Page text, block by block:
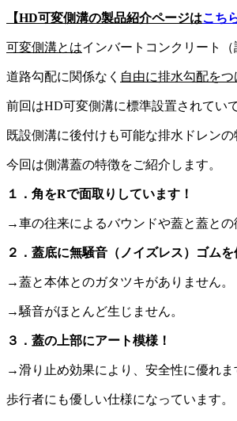
【HD可変側溝の製品紹介ページはこち
可変側溝とはインバートコンクリート
道路勾配に関係なく 自由に排水勾配をつ
前回はHD可変側溝に標準設置されていて
既設側溝に後付けも可能な排水ドレンの
今回は側溝蓋の特徴をご紹介します。
１．角をRで面取りしています！
→車の往来によるバウンドや蓋と蓋との
２．蓋底に無騒音（ノイズレス）ゴムを
→蓋と本体とのガタツキがありません。
→騒音がほとんど生じません。
３．蓋の上部にアート模様！
→滑り止め効果により、安全性に優れま
歩行者にも優しい仕様になっています。